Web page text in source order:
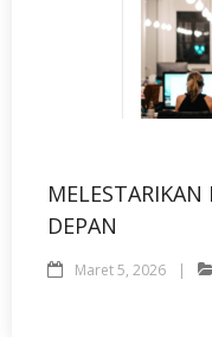
DEPAN
Maret 5, 2026